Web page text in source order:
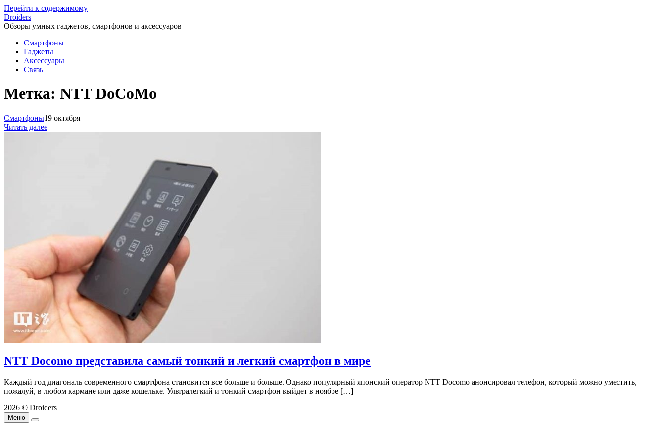
Перейти к содержимому
Droiders
Обзоры умных гаджетов, смартфонов и аксессуаров
Смартфоны
Гаджеты
Аксессуары
Связь
Метка: NTT DoCoMo
Смартфоны19 октября
Читать далее
NTT Docomo представила самый тонкий и легкий смартфон в мире
Каждый год диагональ современного смартфона становится все больше и больше. Однако популярный японский оператор NTT Docomo анонсировал телефон, который можно уместить,
пожалуй, в любом кармане или даже кошельке. Ультралегкий и тонкий смартфон выйдет в ноябре […]
2026 © Droiders
Меню